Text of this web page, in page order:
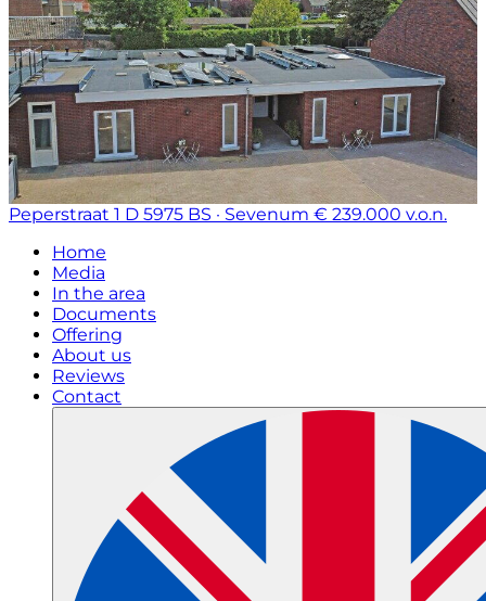
Peperstraat 1 D 5975 BS · Sevenum € 239.000 v.o.n.
Home
Media
In the area
Documents
Offering
About us
Reviews
Contact